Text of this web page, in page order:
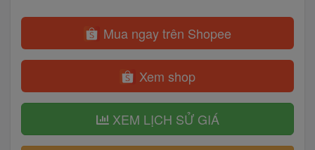
Mua ngay trên Shopee
Xem shop
XEM LỊCH SỬ GIÁ